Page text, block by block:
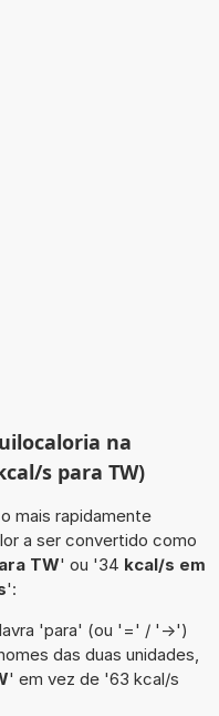
na
s para TW)
mais rapidamente
a ser convertido como
TW' ou '34 kcal/s em
':
'para' (ou '=' / '->')
das duas unidades,
' em vez de '63 kcal/s